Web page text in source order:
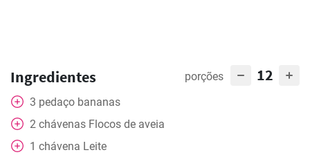
Ingredientes porções 12
3 pedaço bananas
2 chávenas Flocos de aveia
1 chávena Leite